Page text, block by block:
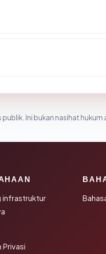
Ini bukan nasihat hukum
infrastruktur
Privasi